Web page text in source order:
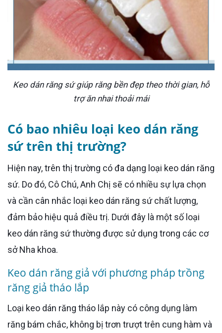
Keo dán răng sứ giúp răng bền đẹp theo thời gian, hỗ
trợ ăn nhai thoải mái
Có bao nhiêu loại keo dán răng
sứ trên thị trường?
Hiện nay, trên thị trường có đa dạng loại keo dán răng
sứ. Do đó, Cô Chú, Anh Chị sẽ có nhiều sự lựa chọn
và cần cân nhắc loại keo dán răng sứ chất lượng,
đảm bảo hiệu quả điều trị. Dưới đây là một số loại
keo dán răng sứ thường được sử dụng trong các cơ
sở Nha khoa.
Keo dán răng giả với phương pháp trồng
răng giả tháo lắp
Loại keo dán răng tháo lắp này có công dụng làm
răng bám chắc, không bị trơn trượt trên cung hàm và